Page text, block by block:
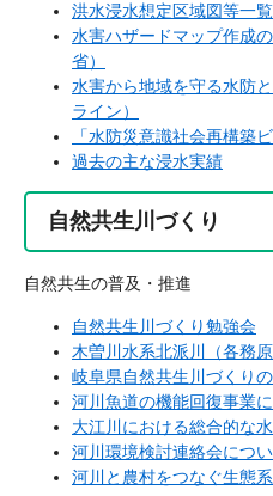
洪水浸水想定区域図等一覧
水害ハザードマップ作成
省）
水害から地域を守る水防
ライン）
「水防災意識社会再構築
過去の主な浸水実績
自然共生川づくり
自然共生の普及・推進
自然共生川づくり勉強会
木曽川水系北派川（各務
岐阜県自然共生川づくり
河川魚道の機能回復事業
大江川における総合的な
河川環境検討連絡会につ
河川と農村をつなぐ生態